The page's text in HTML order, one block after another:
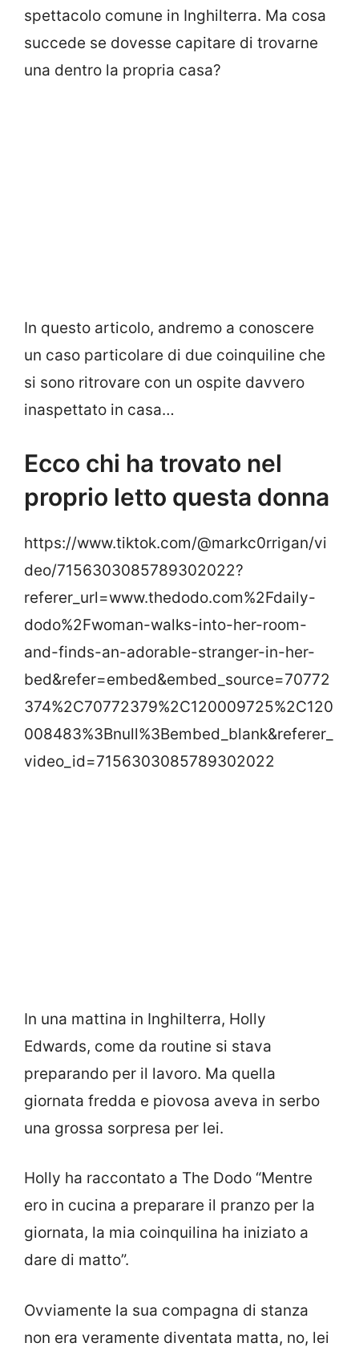
spettacolo comune in Inghilterra. Ma cosa
succede se dovesse capitare di trovarne
una dentro la propria casa?
In questo articolo, andremo a conoscere
un caso particolare di due coinquiline che
si sono ritrovare con un ospite davvero
inaspettato in casa…
Ecco chi ha trovato nel
proprio letto questa donna
https://www.tiktok.com/@markc0rrigan/vi
deo/7156303085789302022?
referer_url=www.thedodo.com%2Fdaily-
dodo%2Fwoman-walks-into-her-room-
and-finds-an-adorable-stranger-in-her-
bed&refer=embed&embed_source=70772
374%2C70772379%2C120009725%2C120
008483%3Bnull%3Bembed_blank&referer_
video_id=7156303085789302022
In una mattina in Inghilterra, Holly
Edwards, come da routine si stava
preparando per il lavoro. Ma quella
giornata fredda e piovosa aveva in serbo
una grossa sorpresa per lei.
Holly ha raccontato a The Dodo “Mentre
ero in cucina a preparare il pranzo per la
giornata, la mia coinquilina ha iniziato a
dare di matto”.
Ovviamente la sua compagna di stanza
non era veramente diventata matta, no, lei